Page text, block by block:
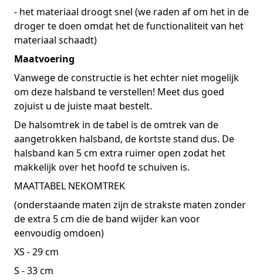
- het materiaal droogt snel (we raden af ​​om het in de
droger te doen omdat het de functionaliteit van het
materiaal schaadt)
Maatvoering
Vanwege de constructie is het echter niet mogelijk
om deze halsband te verstellen! Meet dus goed
zojuist u de juiste maat bestelt.
De halsomtrek in de tabel is de omtrek van de
aangetrokken halsband, de kortste stand dus. De
halsband kan 5 cm extra ruimer open zodat het
makkelijk over het hoofd te schuiven is.
MAATTABEL NEKOMTREK
(onderstaande maten zijn de strakste maten zonder
de extra 5 cm die de band wijder kan voor
eenvoudig omdoen)
XS - 29 cm
S - 33 cm